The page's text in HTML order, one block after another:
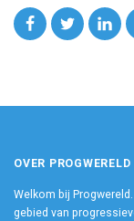
OVER PROGWERELD
Welkom bij
gebied van